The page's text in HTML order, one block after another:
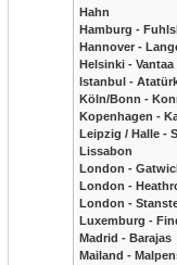
Hahn
Hamburg -
Hannover -
Helsinki - Vantaa
Istanbul -
Köln/Bonn -
Kopenhagen -
Leipzig / Halle -
Lissabon
London -
London -
London -
Luxemburg -
Madrid - Barajas
Mailand -